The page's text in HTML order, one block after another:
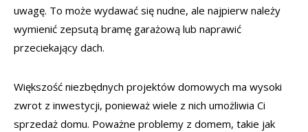
uwagę. To może wydawać się nudne, ale najpierw należy
wymienić zepsutą bramę garażową lub naprawić
przeciekający dach.
Większość niezbędnych projektów domowych ma wysoki
zwrot z inwestycji, ponieważ wiele z nich umożliwia Ci
sprzedaż domu. Poważne problemy z domem, takie jak